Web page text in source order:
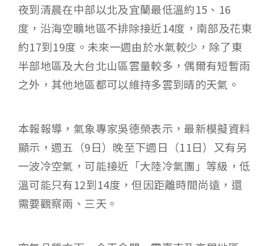
夜到清晨在中部以北及宜蘭最低溫約15、16
度，沿海空曠地區不排除接近14度，南部及花東
約17到19度。未來一週由於水氣較少，除了東
半部地區及大台北山區雲量較多，偶爾有短暫雨
之外，其他地區都可以維持多雲到晴的天氣。
本報報導，氣象專家吳德榮表示，最新模擬資料
顯示，週五（9日）晚至下週日（11日）又有另
一波冷空氣，可能接近「大陸冷氣團」等級，低
溫可能只有12到14度，但因距離時間尚遠，還
需要觀察兩、三天。